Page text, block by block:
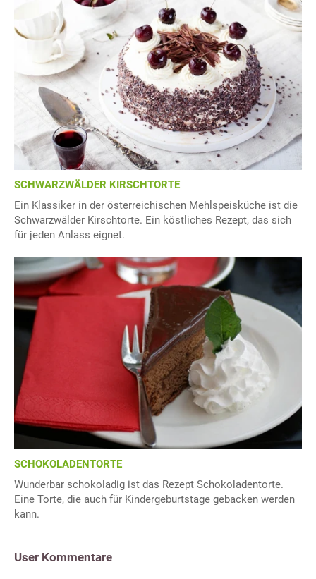
SCHWARZWÄLDER KIRSCHTORTE
Ein Klassiker in der österreichischen Mehlspeisküche ist die
Schwarzwälder Kirschtorte. Ein köstliches Rezept, das sich
für jeden Anlass eignet.
SCHOKOLADENTORTE
Wunderbar schokoladig ist das Rezept Schokoladentorte.
Eine Torte, die auch für Kindergeburtstage gebacken werden
kann.
User Kommentare